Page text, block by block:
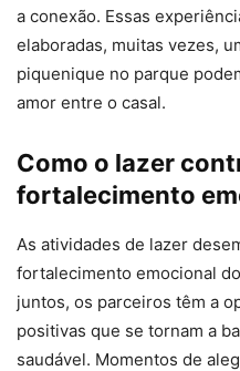
a conexão. Essas
elaboradas, muitas vezes,
piquenique no parque
amor entre o casal.
Como o lazer
fortalecimento
As atividades de lazer
fortalecimento emocional
juntos, os parceiros têm a
positivas que se tornam a
saudável. Momentos de